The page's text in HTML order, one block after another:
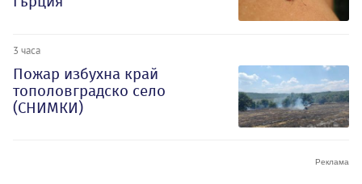
3 часа
Пожар избухна край
тополовградско село
(СНИМКИ)